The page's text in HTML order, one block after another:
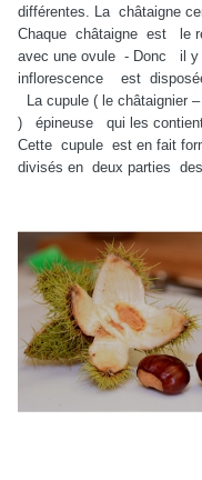
différentes. La châtaigne
Chaque châtaigne est le
avec une ovule - Donc il
inflorescence est
La cupule ( le châtaignier
) épineuse qui les
Cette cupule est en fait
divisés en deux parties